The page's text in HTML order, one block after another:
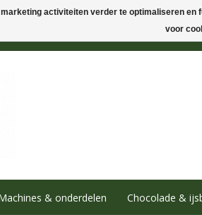
& onderdelen Chocolade &
activiteiten verder te optimaliseren
voor